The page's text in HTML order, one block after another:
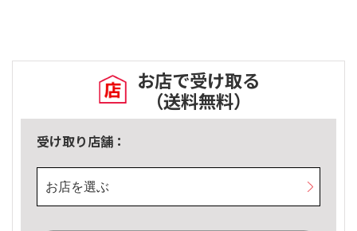
お店で受け取る
（送料無料）
受け取り店舗：
お店を選ぶ